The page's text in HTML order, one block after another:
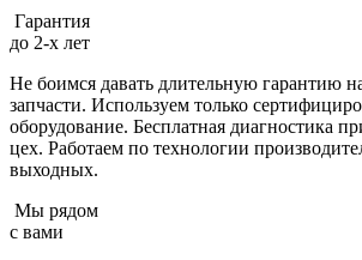
Гарантия
до 2-х лет
Не боимся давать длительную гарантию
запчасти. Используем только
оборудование. Бесплатная диагностика
цех. Работаем по технологии
выходных.
Мы рядом
с вами